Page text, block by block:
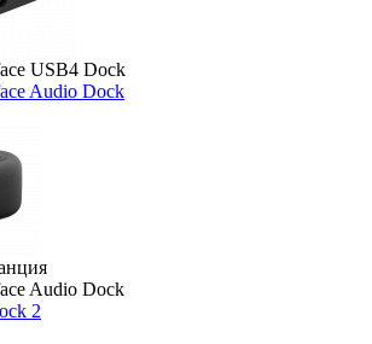
USB4 Dock
Audio Dock
Audio Dock
2